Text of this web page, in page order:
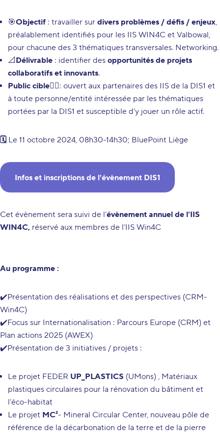
🎯Objectif : travailler sur divers problèmes / défis / enjeux,
préalablement identifiés pour les IIS WIN4C et Valbowal,
pour chacune des 3 thématiques transversales. Networking.
📐Délivrable : identifier des opportunités de projets
collaboratifs et innovants.
Public cible🙋‍♂️: ouvert aux partenaires des IIS de la DIS1 et
à toute personne/entité intéressée par les thématiques
portées par la DIS1 et susceptible d'y jouer un rôle actif.
🗓️ Le 11 octobre 2024, 08h30-14h30; BluePoint Liège
Infos et inscriptions de l'évènement DIS1
Cet évènement sera suivi de l’évènement annuel de l’IIS
WIN4C, réservé aux membres de l’IIS Win4C
Au programme :
✔️Présentation des réalisations et des perspectives (CRM-
Win4C)
✔️Focus sur Internationalisation : Parcours Europe (CRM) et
Plan actions 2025 (AWEX)
✔️Présentation de 3 initiatives / projets :
Le projet FEDER UP_PLASTICS (UMons) , Matériaux
plastiques circulaires pour la rénovation du bâtiment et
l’éco-habitat
Le projet MC²- Mineral Circular Center, nouveau pôle de
référence de la décarbonation de la terre et de la pierre